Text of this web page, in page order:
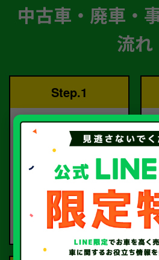
中古車・廃車・
流れ
Step.1
ご依頼
お電話または査定フォー
ご依頼ください。